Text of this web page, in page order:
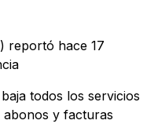
reportó hace 17
todos los servicios
y facturas